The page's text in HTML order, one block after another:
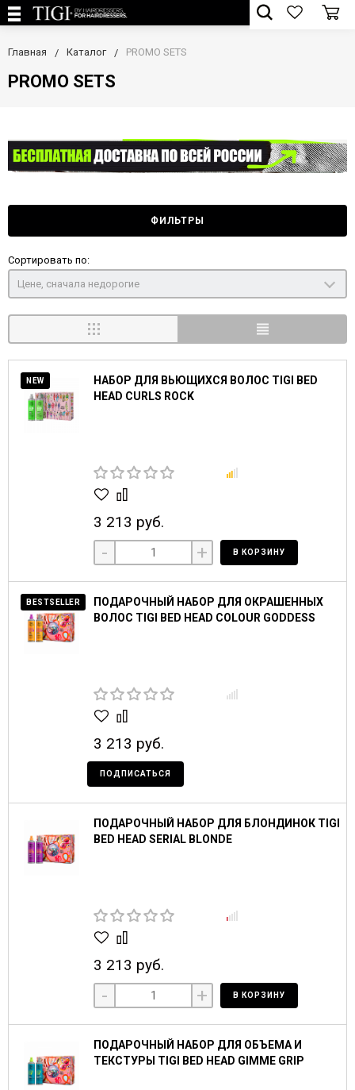
Главная Каталог PROMO SETS
PROMO SETS
ФИЛЬТРЫ
Сортировать по:
Цене, сначала недорогие
NEW
НАБОР ДЛЯ ВЬЮЩИХСЯ ВОЛОС TIGI BED
HEAD CURLS ROCK
3 213 руб.
- + В КОРЗИНУ
BESTSELLER
ПОДАРОЧНЫЙ НАБОР ДЛЯ ОКРАШЕННЫХ
ВОЛОС TIGI BED HEAD COLOUR GODDESS
3 213 руб.
ПОДПИСАТЬСЯ
ПОДАРОЧНЫЙ НАБОР ДЛЯ БЛОНДИНОК TIGI
BED HEAD SERIAL BLONDE
3 213 руб.
- + В КОРЗИНУ
ПОДАРОЧНЫЙ НАБОР ДЛЯ ОБЪЕМА И
ТЕКСТУРЫ TIGI BED HEAD GIMME GRIP